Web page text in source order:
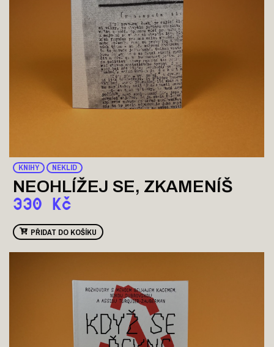
KNIHY NEKLID
NEOHLÍŽEJ SE, ZKAMENÍŠ
330 Kč
PŘIDAT DO KOŠÍKU